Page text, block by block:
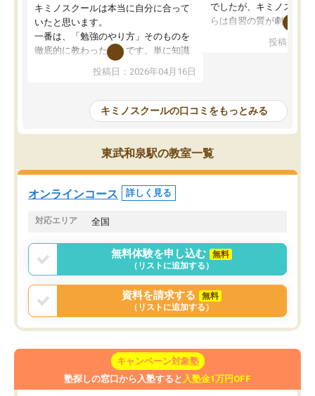
キミノスクールは本当に自分に合って
いたと思います。
一番は、「勉強のやり方」そのものを
徹底的に教わったことです。単に知識
を詰め込むのではなく、自学自習の習
慣が身につくよう並走してくれるの
はなくなりました。
講師の方との距離も近く、親身なコー
チングのおかげで、停滞期もモチベー
ションを維持できました。「やらされ
る勉強」から「目標のための勉強」へ
意識が変わったことが、目標校への合
投稿日：2026年04月16日
でしたが、キミノスクー
らは自習の質が劇的に変
を明確にしてくれるの
の仕方をコーチングして
ルなので、家での学習習
身につきました。結果と
た英語の偏差値が10以上
していた公立高校に無事
た。自分から学ぶ姿勢を
投稿日：
キミノスクールの口コミをもっとみる
東武和泉駅の教室一覧
オンラインコース 詳しく見る
対応エリア 全国
無料体験を申し込む
無料
（リストに追加する）
資料を請求する
無料
（リストに追加する）
キャンペーン対象塾
塾探しの窓口から入塾すると 入塾金1万円OFF